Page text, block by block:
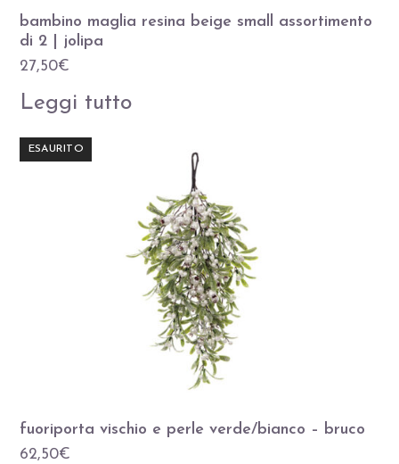
bambino maglia resina beige small assortimento
di 2 | jolipa
27,50€
Leggi tutto
ESAURITO
fuoriporta vischio e perle verde/bianco – bruco
62,50€